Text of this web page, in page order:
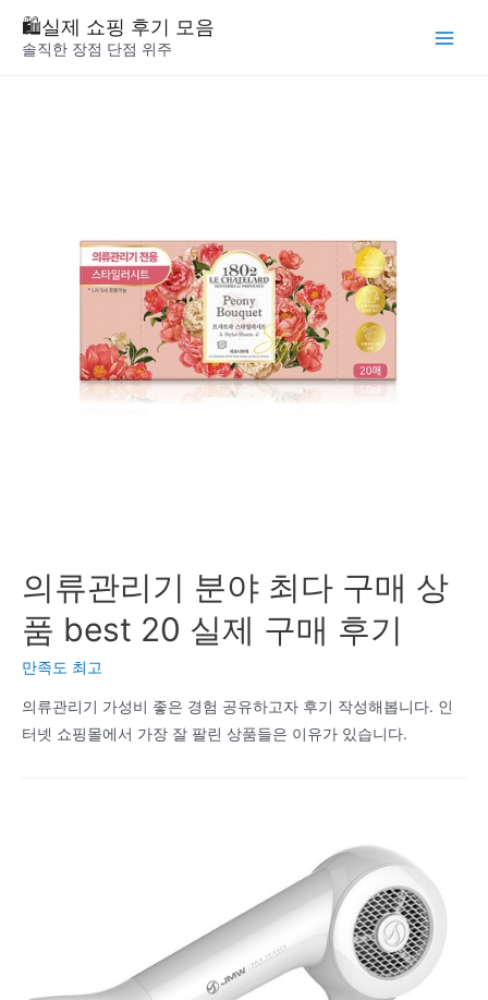
🛍️실제 쇼핑 후기 모음
솔직한 장점 단점 위주
의류관리기 분야 최다 구매 상
품 best 20 실제 구매 후기
만족도 최고
의류관리기 가성비 좋은 경험 공유하고자 후기 작성해봅니다. 인
터넷 쇼핑몰에서 가장 잘 팔린 상품들은 이유가 있습니다.